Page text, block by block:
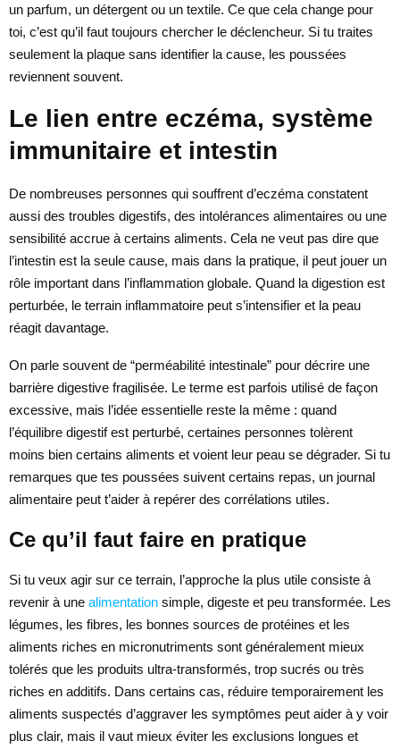
un parfum, un détergent ou un textile. Ce que cela change pour
toi, c’est qu’il faut toujours chercher le déclencheur. Si tu traites
seulement la plaque sans identifier la cause, les poussées
reviennent souvent.
Le lien entre eczéma, système
immunitaire et intestin
De nombreuses personnes qui souffrent d’eczéma constatent
aussi des troubles digestifs, des intolérances alimentaires ou une
sensibilité accrue à certains aliments. Cela ne veut pas dire que
l’intestin est la seule cause, mais dans la pratique, il peut jouer un
rôle important dans l’inflammation globale. Quand la digestion est
perturbée, le terrain inflammatoire peut s’intensifier et la peau
réagit davantage.
On parle souvent de “perméabilité intestinale” pour décrire une
barrière digestive fragilisée. Le terme est parfois utilisé de façon
excessive, mais l’idée essentielle reste la même : quand
l’équilibre digestif est perturbé, certaines personnes tolèrent
moins bien certains aliments et voient leur peau se dégrader. Si tu
remarques que tes poussées suivent certains repas, un journal
alimentaire peut t’aider à repérer des corrélations utiles.
Ce qu’il faut faire en pratique
Si tu veux agir sur ce terrain, l’approche la plus utile consiste à
revenir à une alimentation simple, digeste et peu transformée. Les
légumes, les fibres, les bonnes sources de protéines et les
aliments riches en micronutriments sont généralement mieux
tolérés que les produits ultra-transformés, trop sucrés ou très
riches en additifs. Dans certains cas, réduire temporairement les
aliments suspectés d’aggraver les symptômes peut aider à y voir
plus clair, mais il vaut mieux éviter les exclusions longues et